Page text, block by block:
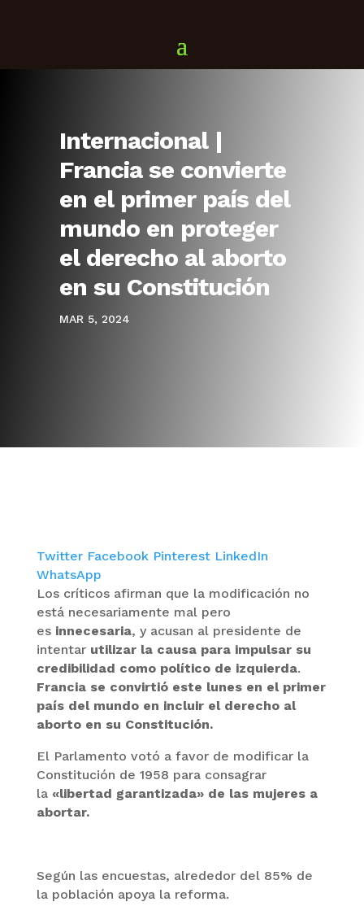
Internacional |
Francia se convierte
en el primer país del
mundo en proteger
el derecho al aborto
en su Constitución
MAR 5, 2024
Twitter Facebook Pinterest LinkedIn
WhatsApp
Los críticos afirman que la modificación no
está necesariamente mal pero
es innecesaria, y acusan al presidente de
intentar utilizar la causa para impulsar su
credibilidad como político de izquierda.
Francia se convirtió este lunes en el primer
país del mundo en incluir el derecho al
aborto en su Constitución.
El Parlamento votó a favor de modificar la
Constitución de 1958 para consagrar
la «libertad garantizada» de las mujeres a
abortar.
Según las encuestas, alrededor del 85% de
la población apoya la reforma.